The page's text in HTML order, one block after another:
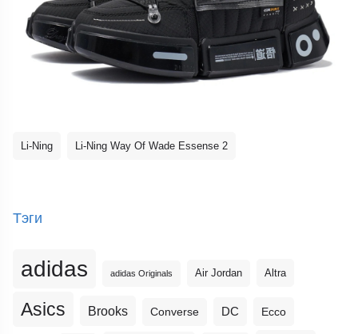
Li-Ning Li-Ning Way Of Wade Essense 2
Тэги
adidas adidas Originals Air Jordan Altra
Asics Brooks Converse DC Ecco